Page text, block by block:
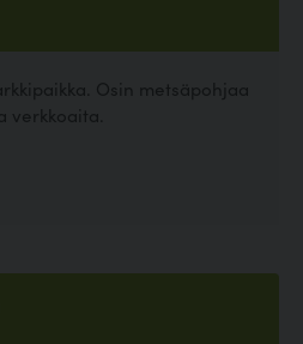
Osin metsäpohjaa
verkkoaita.